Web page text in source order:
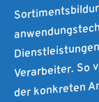
Verarbeiter.
der konkreten